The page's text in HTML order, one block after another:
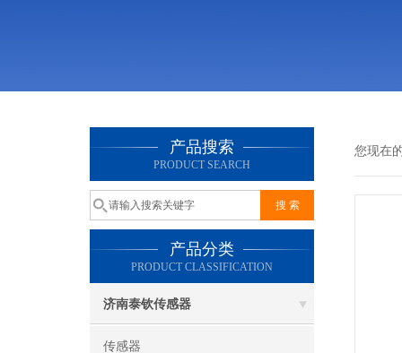
产品搜索
PRODUCT SEARCH
产品分类
PRODUCT CLASSIFICATION
济南泰钦传感器
传感器
您现在